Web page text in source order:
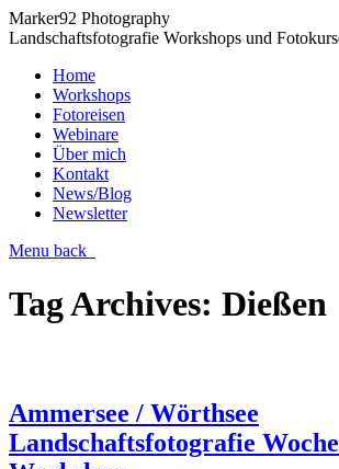
Marker92 Photography
Landschaftsfotografie Workshops und
Home
Workshops
Fotoreisen
Webinare
Über mich
Kontakt
News/Blog
Newsletter
Menu back
Tag Archives: Dießen
Ammersee / Wörthsee
Landschaftsfotografie